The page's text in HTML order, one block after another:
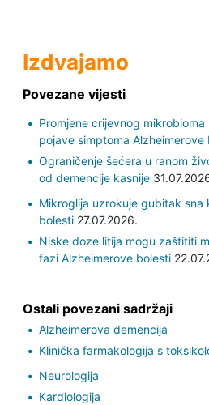
Izdvajamo
Povezane vijesti
Promjene crijevnog
pojave simptoma Alzheimerove
Ograničenje šećera u ranom
od demencije kasnije
Mikroglija uzrokuje gubitak sna
bolesti27.07.2026.
Niske doze litija mogu zaštititi
fazi Alzheimerove bolesti
Ostali povezani sadržaji
Alzheimerova demencija
Klinička farmakologija s
Neurologija
Kardiologija